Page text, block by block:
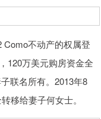
不动产的权属登
120万美元购房资金全
联名所有。2013年8
移给妻子何女士。